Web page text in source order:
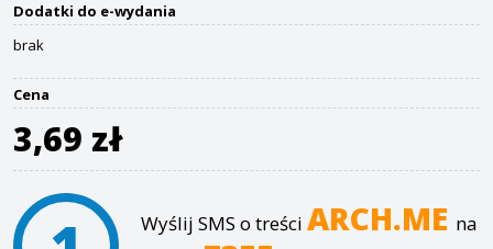
Dodatki do e-wydania
brak
Cena
3,69 zł
Wyślij SMS o treści ARCH.ME na